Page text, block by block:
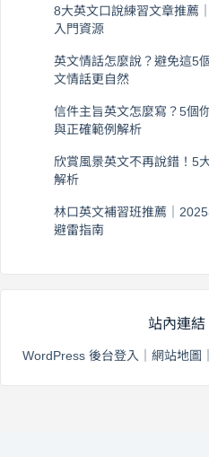
8大英文口說練習文章推薦
入門資源
英文情話怎麼說？避免這5
文情話更自然
信件主旨英文怎麼寫？5個
與正確範例解析
欣賞風景英文不再說錯！5
解析
林口英文補習班推薦｜
避雷指南
站內連結
WordPress 後台登入 網站地圖